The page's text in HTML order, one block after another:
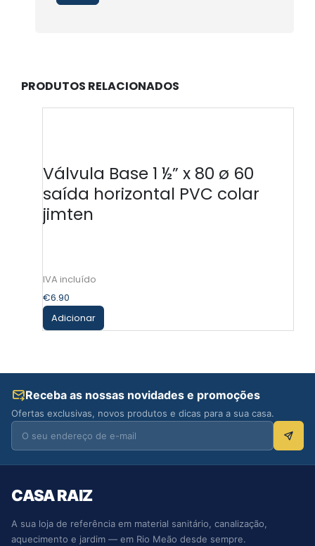
PRODUTOS RELACIONADOS
Válvula Base 1 ½” x 80 ø 60
saída horizontal PVC colar
jimten
€6.90
Adicionar
Receba as nossas novidades e promoções
Ofertas exclusivas, novos produtos e dicas para a sua casa.
CASA RAIZ
A sua loja de referência em material sanitário, canalização,
aquecimento e jardim — em Rio Meão desde sempre.